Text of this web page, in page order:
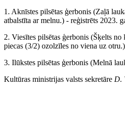
1. Aknīstes pilsētas ģerbonis (Zaļā
atbalstīta ar melnu.) - reģistrēts 2023.
2. Viesītes pilsētas ģerbonis (Šķelts
piecas (3/2) ozolzīles no viena uz
3. Ilūkstes pilsētas ģerbonis (Melnā
Kultūras ministrijas valsts sekretāre D.